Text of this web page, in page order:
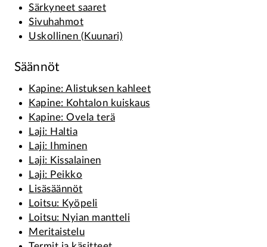
Särkyneet saaret
Sivuhahmot
Uskollinen (Kuunari)
Säännöt
Kapine: Alistuksen kahleet
Kapine: Kohtalon kuiskaus
Kapine: Ovela terä
Laji: Haltia
Laji: Ihminen
Laji: Kissalainen
Laji: Peikko
Lisäsäännöt
Loitsu: Kyöpeli
Loitsu: Nyian mantteli
Meritaistelu